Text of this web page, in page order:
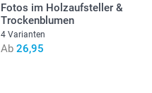
Fotos im Holzaufsteller &
Trockenblumen
4 Varianten
Ab 26,95